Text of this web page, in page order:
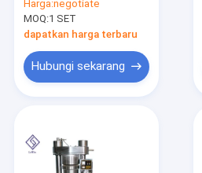
Minyak Kacang-
kacangan Medium di
Cina
Harga:negotiate
MOQ:1 SET
dapatkan harga terbaru
Hubungi sekarang